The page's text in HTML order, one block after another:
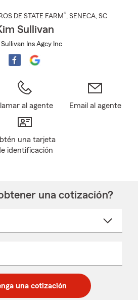
DE STATE FARM®, SENECA, SC
Sullivan
Sullivan Ins Agcy Inc
al agente Email al agente
una tarjeta
identificación
una cotización?
una cotización